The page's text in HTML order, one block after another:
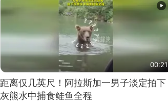
00:21
距离仅几英尺！阿拉斯加一男子淡定拍下
灰熊水中捕食鲑鱼全程